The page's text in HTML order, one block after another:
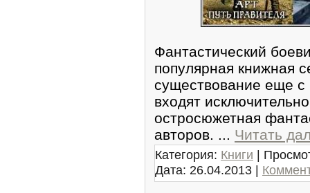
Фантастический
популярная книжная
существование еще с
входят
остросюжетная
авторов. ... Читать
Категория: Книги |
Дата: 26.04.2013 |